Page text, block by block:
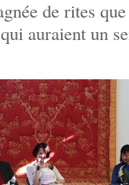
de rites
auraient un